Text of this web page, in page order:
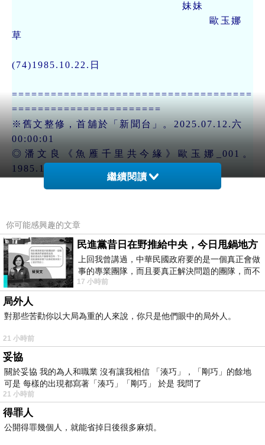
妹妹
歐玉娜
草
(74)1985.10.22.日
=====================================
=======================
※舊文整修，首舖於「新聞台」。2025.07.12.六
00:00:01
◎潘文良《魚雁千里共今緣》歐玉娜_001。
1985.10.22.日
※ 佈告於臉書。
※內存於：我的網站/01/B/B8/B81/1f04.htm
■標籤：#大哥 #國中 #稱呼 #覺得 #奇怪 #寫信 #朋
友 #以為 #寫信 #相片 #電話 #號碼 #名字 #筆名 #
如意
上一篇：
下一篇：◎歐玉娜_002
繼續閱讀
你可能感興趣的文章
民進黨昔日在野推給中央，今日甩鍋地方
上回我曾講過，中華民國政府要的是一個真正會做
事的專業團隊，而且要真正解決問題的團隊，而不
是只會到處甩鍋的雙標團隊，最近民進黨
17 小時前
局外人
對那些苦勸你以大局為重的人來說，你只是他們眼中的局外人。
21 小時前
妥協
關於妥協 我的為人和職業 沒有讓我相信 「湊巧」，「剛巧」的餘地
可是 每樣的出現都寫著「湊巧」「剛巧」 於是 我問了
21 小時前
得罪人
公開得罪幾個人，就能省掉日後很多麻煩。